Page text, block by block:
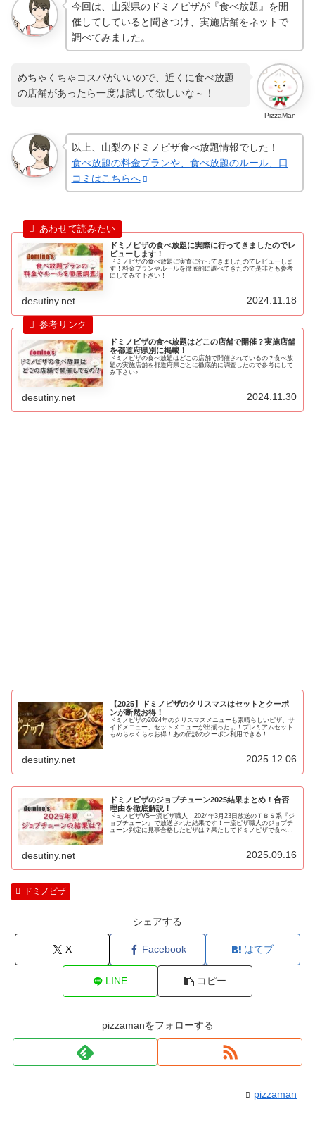
今回は、山梨県のドミノピザが『食べ放題』を開
催してしていると聞きつけ、実施店舗をネットで
調べてみました。
PizzaMan
めちゃくちゃコスパがいいので、近くに食べ放題
の店舗があったら一度は試して欲しいな～！
以上、山梨のドミノピザ食べ放題情報でした！
食べ放題の料金プランや、食べ放題のルール、口
コミはこちらへ
ドミノピザの食べ放題に実際に行ってきましたのでレ
ビューします！
ドミノピザの食べ放題に実査に行ってきましたのでレビューしま
す！料金プランやルールを徹底的に調べてきたので是非とも参考
にしてみて下さい！
desutiny.net 2024.11.18
ドミノピザの食べ放題はどこの店舗で開催？実施店舗
を都道府県別に掲載！
ドミノピザの食べ放題はどこの店舗で開催されているの？食べ放
題の実施店舗を都道府県ごとに徹底的に調査したので参考にして
み下さい♪
desutiny.net 2024.11.30
【2025】ドミノピザのクリスマスはセットとクーポ
ンが断然お得！
ドミノピザの2024年のクリスマスメニューも素晴らしいピザ、サ
イドメニュー、セットメニューが出揃ったよ！プレミアムセット
もめちゃくちゃお得！あの伝説のクーポン利用できる！
desutiny.net 2025.12.06
ドミノピザのジョブチューン2025結果まとめ！合否
理由を徹底解説！
ドミノピザVS一流ピザ職人！2024年3月23日放送のＴＢＳ系『ジ
ョブチューン』で放送された結果です！一流ピザ職人のジョブチ
ューン判定に見事合格したピザは？果たしてドミノピザで食べる
desutiny.net 2025.09.16
ドミノピザ
シェアする
X Facebook はてブ
LINE コピー
pizzamanをフォローする
pizzaman